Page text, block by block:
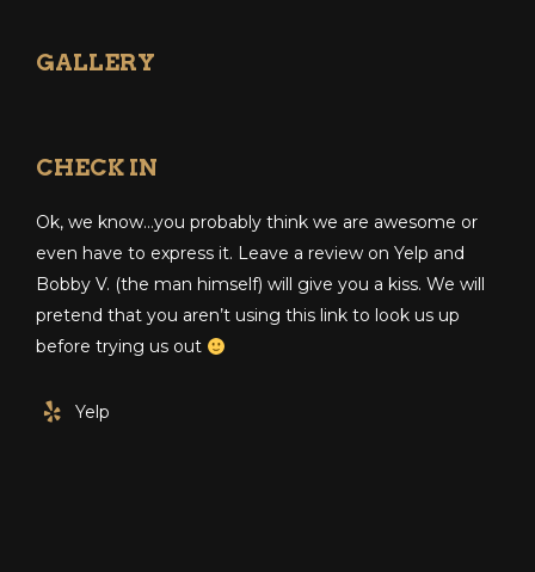
GALLERY
CHECK IN
Ok, we know…you probably think we are awesome or
even have to express it. Leave a review on Yelp and
Bobby V. (the man himself) will give you a kiss. We will
pretend that you aren’t using this link to look us up
before trying us out
Yelp